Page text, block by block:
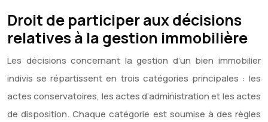
Droit de participer aux décisions
relatives à la gestion immobilière
Les décisions concernant la gestion d’un bien immobilier
indivis se répartissent en trois catégories principales : les
actes conservatoires, les actes d’administration et les actes
de disposition. Chaque catégorie est soumise à des règles